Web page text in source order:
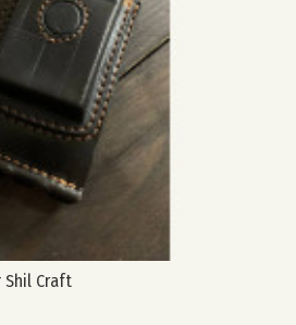
Shil Craft